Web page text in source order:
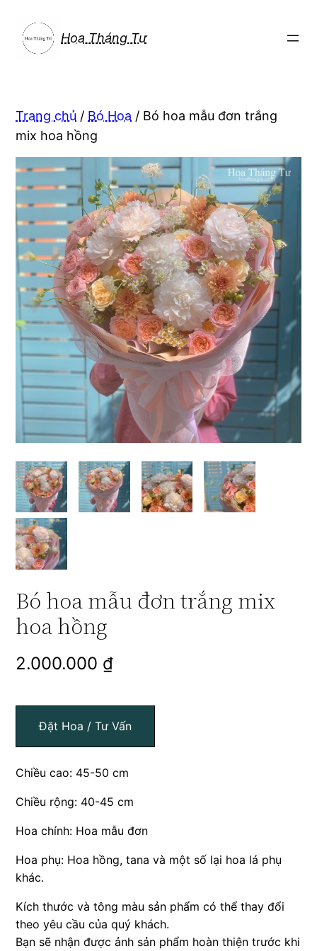
phần
Hoa Tháng Tư
Trang chủ / Bó Hoa / Bó hoa mẫu đơn trắng
mix hoa hồng
Bó hoa mẫu đơn trắng mix
hoa hồng
2.000.000 ₫
Đặt Hoa / Tư Vấn
Chiều cao: 45-50 cm
Chiều rộng: 40-45 cm
Hoa chính: Hoa mẫu đơn
Hoa phụ: Hoa hồng, tana và một số lại hoa lá phụ
khác.
Kích thước và tông màu sản phẩm có thể thay đổi
theo yêu cầu của quý khách.
Bạn sẽ nhận được ảnh sản phẩm hoàn thiện trước khi